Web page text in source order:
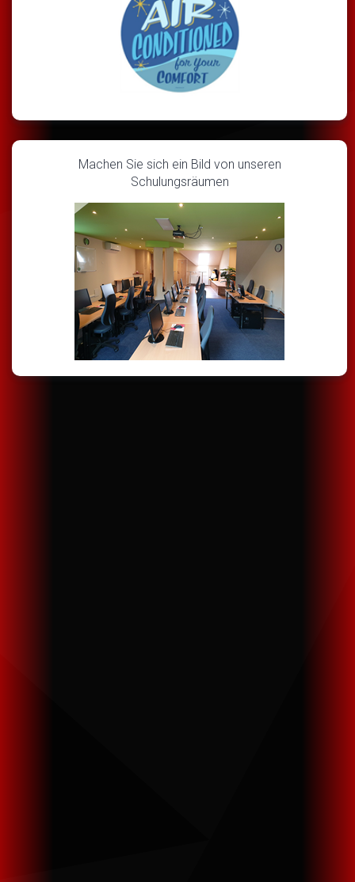
Machen Sie sich ein Bild von unseren
Schulungsräumen